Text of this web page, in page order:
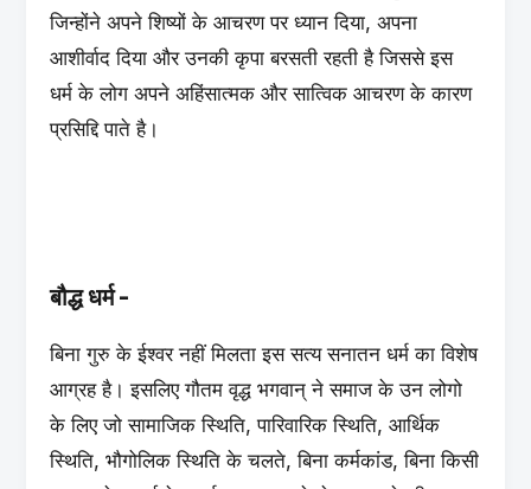
जिन्होंने अपने शिष्यों के आचरण पर ध्यान दिया, अपना
आशीर्वाद दिया और उनकी कृपा बरसती रहती है जिससे इस
धर्म के लोग अपने अहिंसात्मक और सात्विक आचरण के कारण
प्रसिद्दि पाते है।
बौद्ध धर्म -
बिना गुरु के ईश्वर नहीं मिलता इस सत्य सनातन धर्म का विशेष
आग्रह है। इसलिए गौतम वृद्ध भगवान् ने समाज के उन लोगो
के लिए जो सामाजिक स्थिति, पारिवारिक स्थिति, आर्थिक
स्थिति, भौगोलिक स्थिति के चलते, बिना कर्मकांड, बिना किसी